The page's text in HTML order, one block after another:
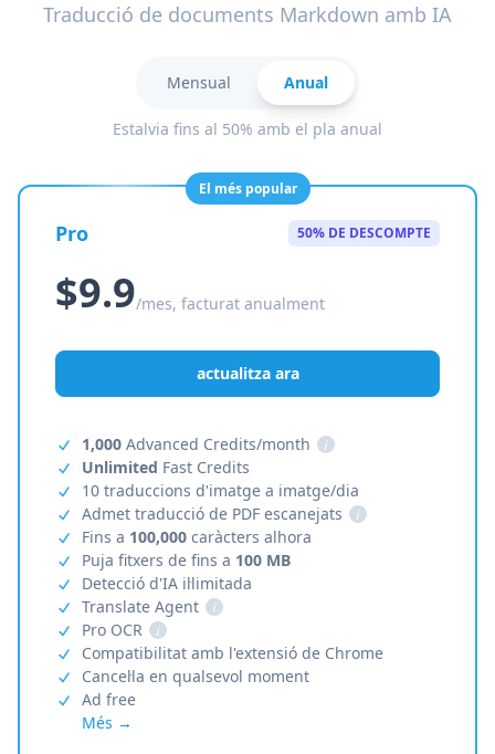
Traducció de documents Markdown amb IA
Mensual Anual
Estalvia fins al 50% amb el pla anual
El més popular
Pro 50% DE DESCOMPTE
$9.9/mes, facturat anualment
actualitza ara
1,000 Advanced Credits/month
i
Unlimited Fast Credits
10 traduccions d'imatge a imatge/dia
Admet traducció de PDF escanejats
i
Fins a 100,000 caràcters alhora
Puja fitxers de fins a 100 MB
Detecció d'IA il·limitada
Translate Agent
i
Pro OCR
i
Compatibilitat amb l'extensió de Chrome
Cancel·la en qualsevol moment
Ad free
Més →